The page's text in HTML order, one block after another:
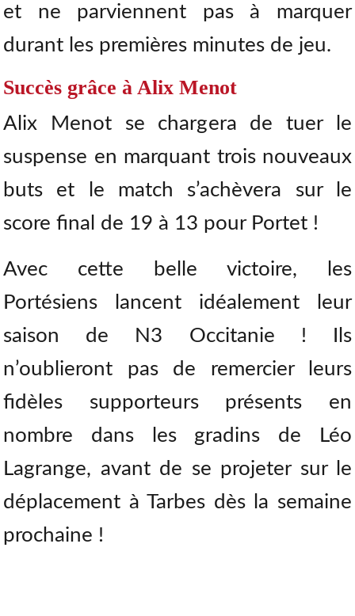
et ne parviennent pas à marquer
durant les premières minutes de jeu.
Succès grâce à Alix Menot
Alix Menot se chargera de tuer le
suspense en marquant trois nouveaux
buts et le match s’achèvera sur le
score final de 19 à 13 pour Portet !
Avec cette belle victoire, les
Portésiens lancent idéalement leur
saison de N3 Occitanie ! Ils
n’oublieront pas de remercier leurs
fidèles supporteurs présents en
nombre dans les gradins de Léo
Lagrange, avant de se projeter sur le
déplacement à Tarbes dès la semaine
prochaine !